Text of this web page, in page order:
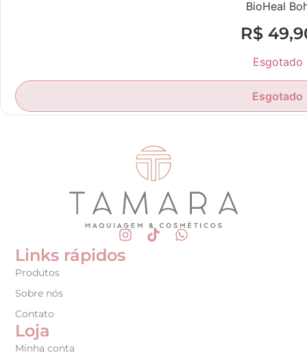
BioHeal
R$
Esgotado
Esgotado
Links rápidos
Produtos
Sobre nós
Contato
Loja
Minha conta